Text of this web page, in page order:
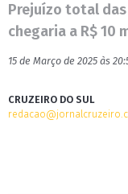
Prejuízo total das
chegaria a R$ 10
15 de Março de 2025 às
CRUZEIRO DO SUL